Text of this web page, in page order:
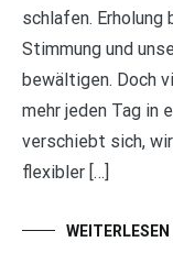
schlafen.
Stimmung und
bewältigen. Doch
mehr jeden Tag in
verschiebt sich,
flexibler […]
WEITERLESEN